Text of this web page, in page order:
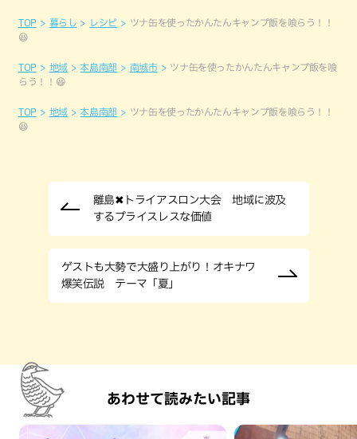
TOP 暮らし レシピ
ツナ缶を使ったかんたんキャンプ飯を喰らう！！
😆
TOP 地域 本島南部 南城市
ツナ缶を使ったかんたんキャンプ飯を喰
らう！！😆
TOP 地域 本島南部
ツナ缶を使ったかんたんキャンプ飯を喰らう！！
😆
離島✖トライアスロン大会 地域に波及
するプライスレスな価値
ゲストも大勢で大盛り上がり！オキナワ
爆笑伝説 テーマ「夏」
あわせて読みたい記事